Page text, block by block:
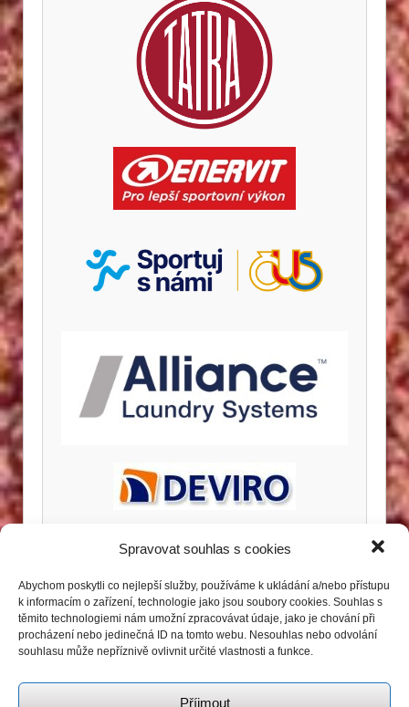
Spravovat souhlas s cookies
Abychom poskytli co nejlepší služby, používáme k ukládání a/nebo přístupu
k informacím o zařízení, technologie jako jsou soubory cookies. Souhlas s
těmito technologiemi nám umožní zpracovávat údaje, jako je chování při
procházení nebo jedinečná ID na tomto webu. Nesouhlas nebo odvolání
souhlasu může nepříznivě ovlivnit určité vlastnosti a funkce.
Příjmout